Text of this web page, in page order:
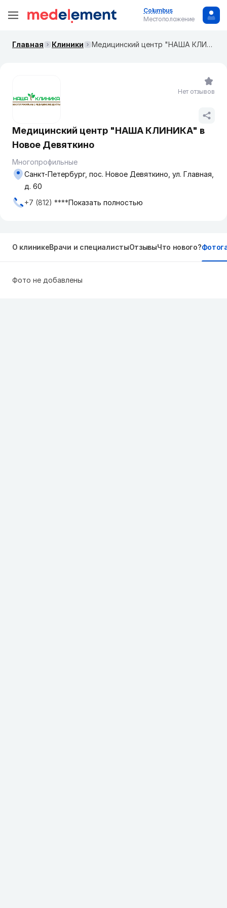
Columbus
Местоположение
Главная Клиники Медицинский центр "НАША КЛИНИКА" в Новое Девяткино
Медицинский центр "НАША КЛИНИКА" в
Новое Девяткино
Многопрофильные
Санкт-Петербург, пос. Новое Девяткино, ул. Главная,
д. 60
+7 (812) ****Показать полностью
Нет отзывов
О клиникеВрачи и специалистыОтзывыЧто нового?
Фото не добавлены